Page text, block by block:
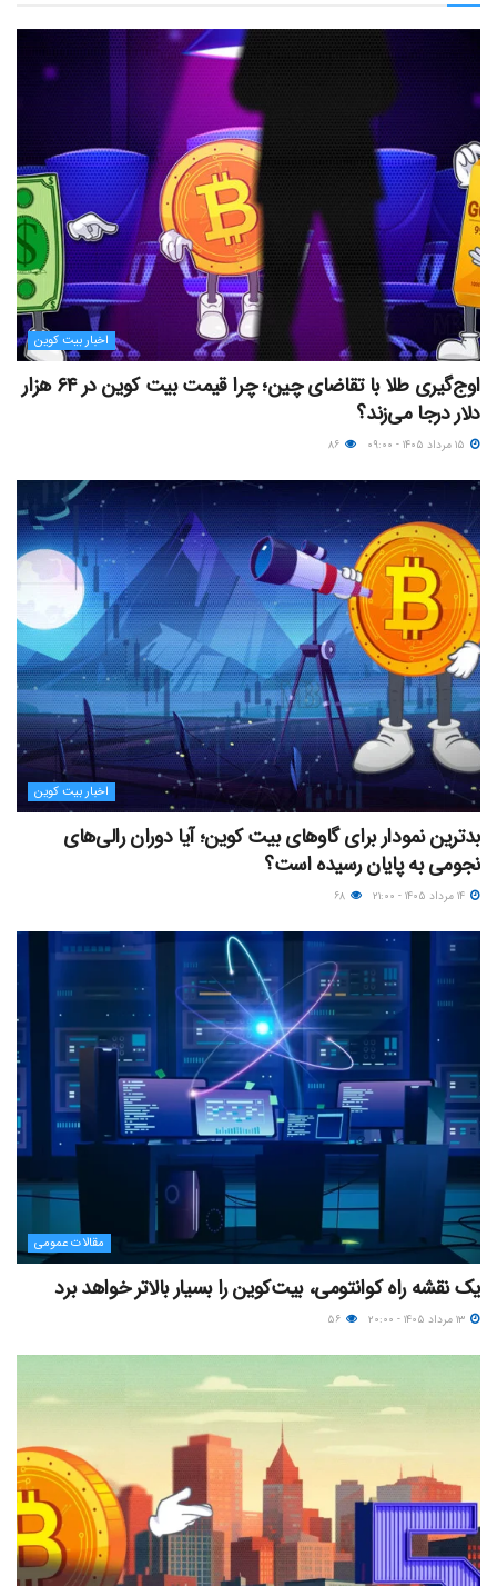
اخبار بیت کوین
اوج‌گیری طلا با تقاضای چین؛ چرا قیمت بیت کوین در ۶۴ هزار
دلار درجا می‌زند؟
اخبار بیت کوین
بدترین نمودار برای گاوهای بیت کوین؛ آیا دوران رالی‌های
نجومی به پایان رسیده است؟
مقالات عمومی
یک نقشه راه کوانتومی، بیت‌کوین را بسیار بالاتر خواهد برد